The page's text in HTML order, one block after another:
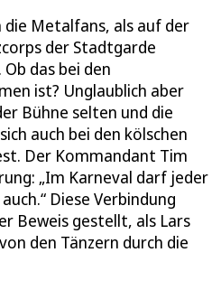
Metalfans, als auf der
der Stadtgarde
das bei den
ist? Unglaublich aber
Bühne selten und die
auch bei den kölschen
Der Kommandant Tim
„Im Karneval darf jeder
Diese Verbindung
Beweis gestellt, als Lars
den Tänzern durch die